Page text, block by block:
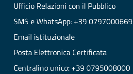
Ufficio Relazioni con il Pubblico
SMS e WhatsApp: +39 0797000669
Email istituzionale
Posta Elettronica Certificata
Centralino unico: +39 0795008000